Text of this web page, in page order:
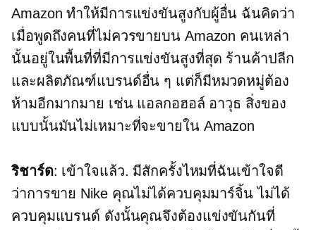
Amazon ทำให้มีการแข่งขันสูงกับผู้อื่น ฉันคิดว่า
เมื่อพูดถึงคนที่ไม่ควรขายบน Amazon คนเหล่า
นั้นอยู่ในพื้นที่ที่มีการแข่งขันสูงที่สุด ร้านค้าปลีก
และผลิตภัณฑ์แบรนด์อื่น ๆ แต่ก็มีหมวดหมู่ต้อง
ห้ามอีกมากมาย เช่น แอลกอฮอล์ อาวุธ สิ่งของ
แบบนั้นมันไม่เหมาะที่จะขายใน Amazon
ริชาร์ด: เข้าใจแล้ว. มีสักครั้งไหมที่ฉันเข้าใจดี
ว่าการขาย Nike คุณไม่ได้ควบคุมมาร์จิ้น ไม่ได้
ควบคุมแบรนด์ ดังนั้นคุณจึงต้องแข่งขันกันที่